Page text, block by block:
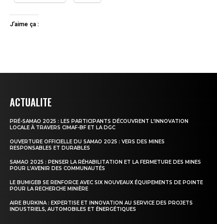
J’aime ça :
ACTUALITE
PRÉ-SAMAO 2025 : LES PARTICIPANTS DÉCOUVRENT L’INNOVATION
LOCALE À TRAVERS CIMAF-BF ET LA DGC
OUVERTURE OFFICIELLE DU SAMAO 2025 : VERS DES MINES
RESPONSABLES ET DURABLES
SAMAO 2025 : PENSER LA RÉHABILITATION ET LA FERMETURE DES MINES
POUR L’AVENIR DES COMMUNAUTÉS
LE BUMIGEB SE RENFORCE AVEC SIX NOUVEAUX ÉQUIPEMENTS DE POINTE
POUR LA RECHERCHE MINIÈRE
AIRE BURKINA : EXPERTISE ET INNOVATION AU SERVICE DES PROJETS
INDUSTRIELS, AUTOMOBILES ET ÉNERGÉTIQUES